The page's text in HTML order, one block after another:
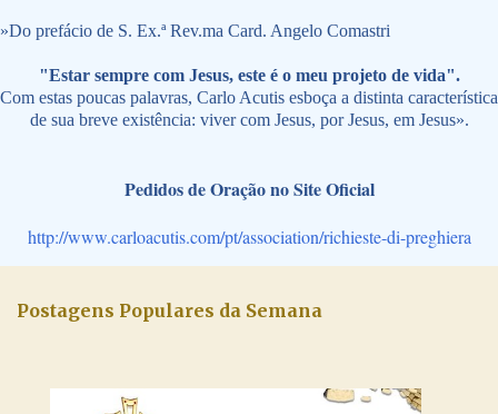
»Do prefácio de S. Ex.ª Rev.ma Card. Angelo Comastri
"Estar sempre com Jesus, este é o meu projeto de vida".
Com estas poucas palavras, Carlo Acutis esboça a distinta característica
de sua breve existência: viver com Jesus, por Jesus, em Jesus».
Pedidos de Oração no Site Oficial
http://www.carloacutis.com/pt/association/richieste-di-preghiera
Postagens Populares da Semana